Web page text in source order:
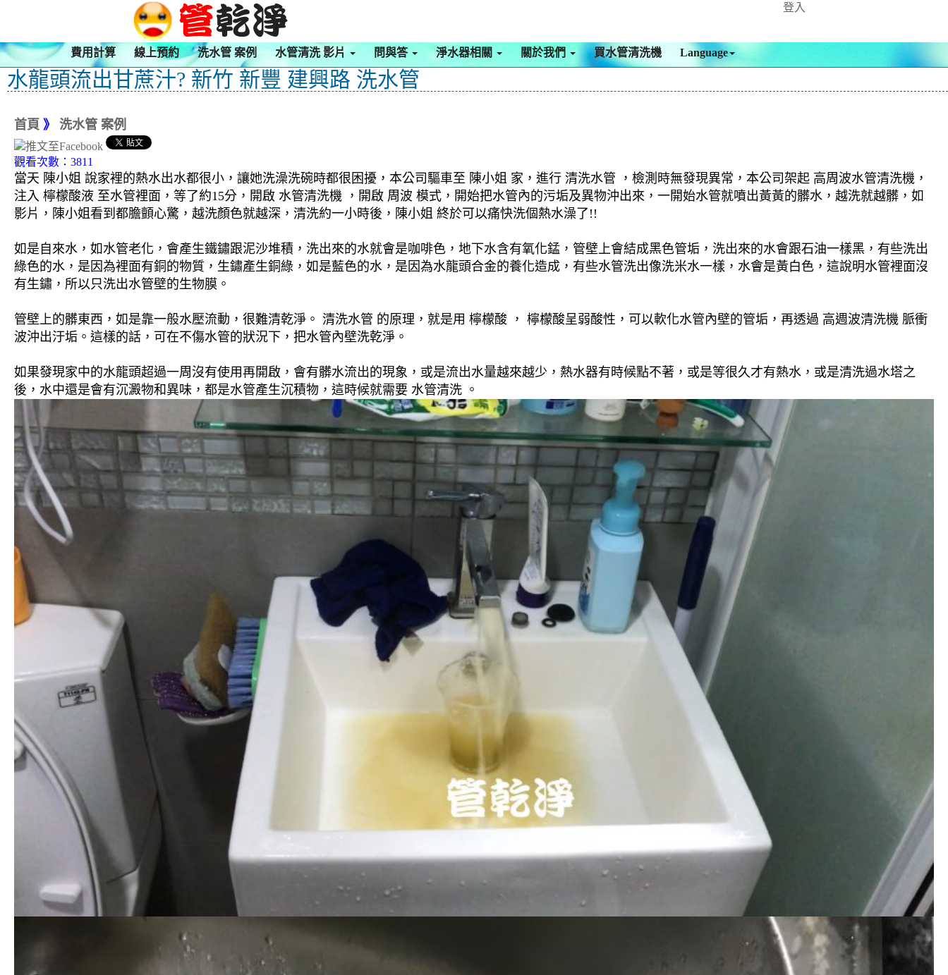
登入
費用計算 線上預約 洗水管 案例 水管清洗 影片 問與答 淨水器相關 關於我們 買水管清洗機 Language
水龍頭流出甘蔗汁? 新竹 新豐 建興路 洗水管
首頁 》 洗水管 案例
觀看次數：3811
當天 陳小姐 說家裡的熱水出水都很小，讓她洗澡洗碗時都很困擾，本公司驅車至 陳小姐 家，進行 清洗水管 ，檢測時無發現異常，本公司架起 高周波水管清洗機，
注入 檸檬酸液 至水管裡面，等了約15分，開啟 水管清洗機 ，開啟 周波 模式，開始把水管內的污垢及異物沖出來，一開始水管就噴出黃黃的髒水，越洗就越髒，如
影片，陳小姐看到都膽顫心驚，越洗顏色就越深，清洗約一小時後，陳小姐 終於可以痛快洗個熱水澡了!!
如是自來水，如水管老化，會產生鐵鏽跟泥沙堆積，洗出來的水就會是咖啡色，地下水含有氧化錳，管壁上會結成黑色管垢，洗出來的水會跟石油一樣黑，有些洗出
綠色的水，是因為裡面有銅的物質，生鏽產生銅綠，如是藍色的水，是因為水龍頭合金的養化造成，有些水管洗出像洗米水一樣，水會是黃白色，這說明水管裡面沒
有生鏽，所以只洗出水管壁的生物膜。
管壁上的髒東西，如是靠一般水壓流動，很難清乾淨。 清洗水管 的原理，就是用 檸檬酸 ， 檸檬酸呈弱酸性，可以軟化水管內壁的管垢，再透過 高週波清洗機 脈衝
波沖出汙垢。這樣的話，可在不傷水管的狀況下，把水管內壁洗乾淨。
如果發現家中的水龍頭超過一周沒有使用再開啟，會有髒水流出的現象，或是流出水量越來越少，熱水器有時候點不著，或是等很久才有熱水，或是清洗過水塔之
後，水中還是會有沉澱物和異味，都是水管產生沉積物，這時候就需要 水管清洗 。